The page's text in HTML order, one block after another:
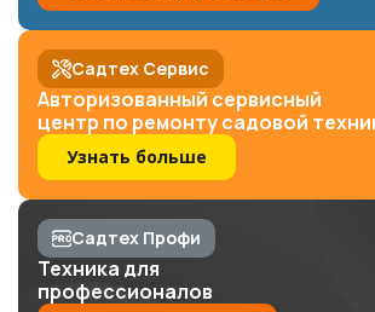
Садтех Сервис
Авторизованный сервисный
центр по ремонту садовой
Узнать больше
Садтех Профи
Техника для
профессионалов